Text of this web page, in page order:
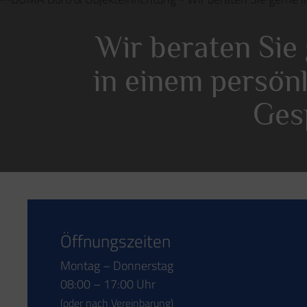
Wir beraten Sie
in einem
Öffnungszeiten
Montag – Donnerstag
08:00 – 17:00 Uhr
(oder nach Vereinbarung)